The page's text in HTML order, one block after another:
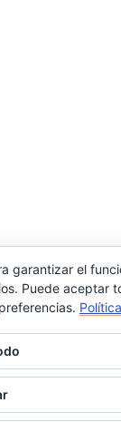
garantizar el
Puede aceptar